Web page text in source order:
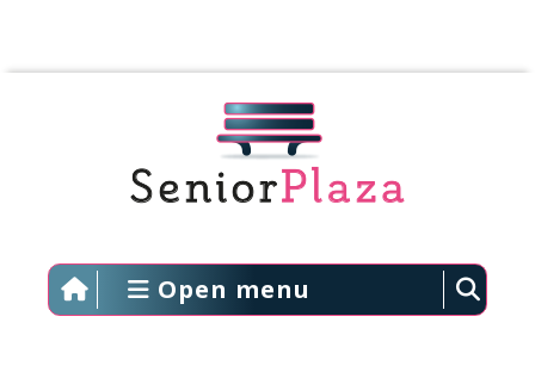
Open menu